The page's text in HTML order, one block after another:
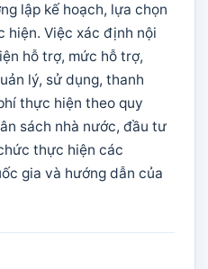
lập kế hoạch, lựa chọn
hiện. Việc xác định nội
hỗ trợ, mức hỗ trợ,
lý, sử dụng, thanh
thực hiện theo quy
sách nhà nước, đầu tư
thực hiện các
gia và hướng dẫn của